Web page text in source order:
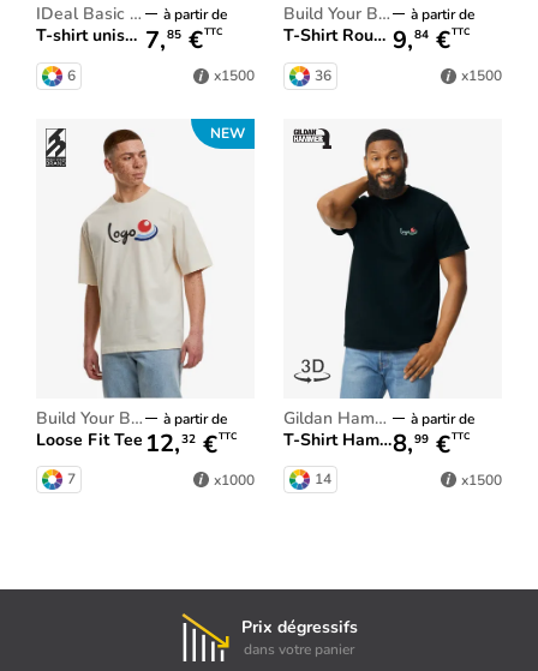
iDeal Basic Brand
T-shirt unisexe iDeal170
à partir de
7,85 €TTC
6 x1500
Build Your Brand
T-Shirt Round Neck
à partir de
9,84 €TTC
36 x1500
NEW
Build Your Brand
Loose Fit Tee
à partir de
12,32 €TTC
7 x1000
Gildan Hammer
T-Shirt Hammer™ Adulte
à partir de
8,99 €TTC
14 x1500
Prix dégressifs
dans votre panier